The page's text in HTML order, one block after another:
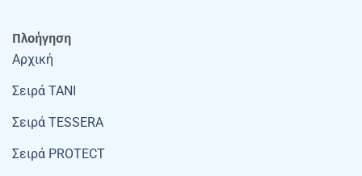
Πλοήγηση
Αρχική
Σειρά TANI
Σειρά TESSERA
Σειρά PROTECT